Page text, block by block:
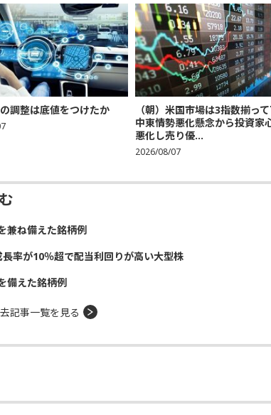
調整は底値をつけたか
（朝）米国市場は3指数揃っ
中東情勢悪化懸念から投資家
悪化し売り優...
2026/08/07
兼ね備えた銘柄例
長率が10％超で配当利回りが高い大型株
備えた銘柄例
記事一覧を見る